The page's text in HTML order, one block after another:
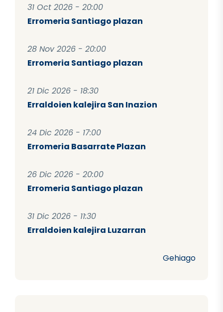
31 Oct 2026 - 20:00
Erromeria Santiago plazan
28 Nov 2026 - 20:00
Erromeria Santiago plazan
21 Dic 2026 - 18:30
Erraldoien kalejira San Inazion
24 Dic 2026 - 17:00
Erromeria Basarrate Plazan
26 Dic 2026 - 20:00
Erromeria Santiago plazan
31 Dic 2026 - 11:30
Erraldoien kalejira Luzarran
Gehiago